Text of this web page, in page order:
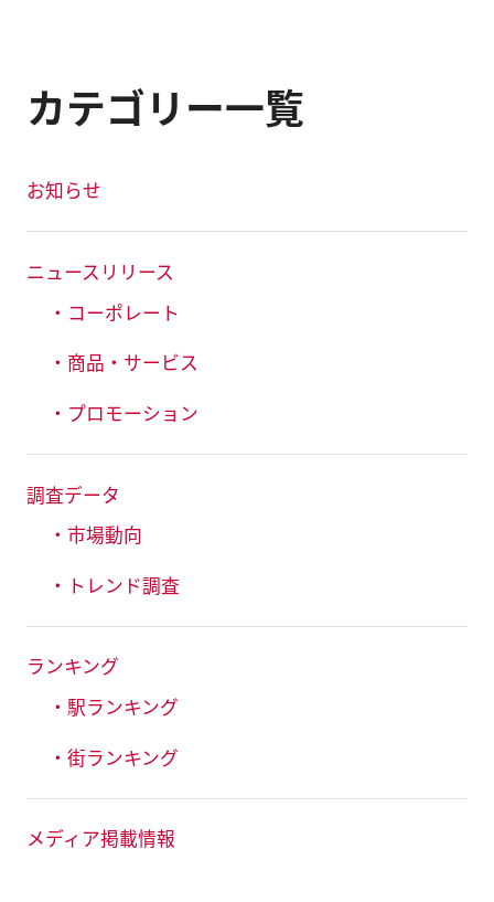
カテゴリー一覧
お知らせ
ニュースリリース
・コーポレート
・商品・サービス
・プロモーション
調査データ
・市場動向
・トレンド調査
ランキング
・駅ランキング
・街ランキング
メディア掲載情報